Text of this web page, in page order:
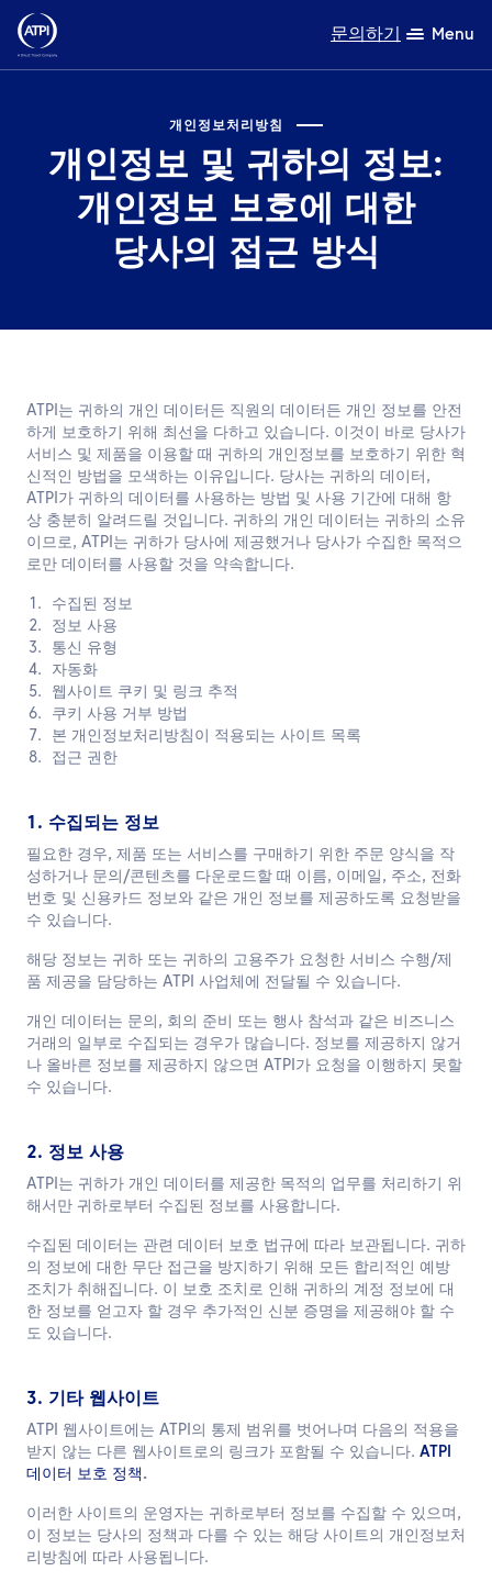
문의하기 Menu
제품
지속가능성
검색
문의하기
한국어
개인정보처리방침
개인정보 및 귀하의 정보:
개인정보 보호에 대한
당사의 접근 방식
ATPI는 귀하의 개인 데이터든 직원의 데이터든 개인 정보를 안전
하게 보호하기 위해 최선을 다하고 있습니다. 이것이 바로 당사가
서비스 및 제품을 이용할 때 귀하의 개인정보를 보호하기 위한 혁
신적인 방법을 모색하는 이유입니다. 당사는 귀하의 데이터,
ATPI가 귀하의 데이터를 사용하는 방법 및 사용 기간에 대해 항
상 충분히 알려드릴 것입니다. 귀하의 개인 데이터는 귀하의 소유
이므로, ATPI는 귀하가 당사에 제공했거나 당사가 수집한 목적으
로만 데이터를 사용할 것을 약속합니다.
수집된 정보
정보 사용
통신 유형
자동화
웹사이트 쿠키 및 링크 추적
쿠키 사용 거부 방법
본 개인정보처리방침이 적용되는 사이트 목록
접근 권한
1. 수집되는 정보
필요한 경우, 제품 또는 서비스를 구매하기 위한 주문 양식을 작
성하거나 문의/콘텐츠를 다운로드할 때 이름, 이메일, 주소, 전화
번호 및 신용카드 정보와 같은 개인 정보를 제공하도록 요청받을
수 있습니다.
해당 정보는 귀하 또는 귀하의 고용주가 요청한 서비스 수행/제
품 제공을 담당하는 ATPI 사업체에 전달될 수 있습니다.
개인 데이터는 문의, 회의 준비 또는 행사 참석과 같은 비즈니스
거래의 일부로 수집되는 경우가 많습니다. 정보를 제공하지 않거
나 올바른 정보를 제공하지 않으면 ATPI가 요청을 이행하지 못할
수 있습니다.
2. 정보 사용
ATPI는 귀하가 개인 데이터를 제공한 목적의 업무를 처리하기 위
해서만 귀하로부터 수집된 정보를 사용합니다.
수집된 데이터는 관련 데이터 보호 법규에 따라 보관됩니다. 귀하
의 정보에 대한 무단 접근을 방지하기 위해 모든 합리적인 예방
조치가 취해집니다. 이 보호 조치로 인해 귀하의 계정 정보에 대
한 정보를 얻고자 할 경우 추가적인 신분 증명을 제공해야 할 수
도 있습니다.
3. 기타 웹사이트
ATPI 웹사이트에는 ATPI의 통제 범위를 벗어나며 다음의 적용을
받지 않는 다른 웹사이트로의 링크가 포함될 수 있습니다. ATPI
데이터 보호 정책 .
이러한 사이트의 운영자는 귀하로부터 정보를 수집할 수 있으며,
이 정보는 당사의 정책과 다를 수 있는 해당 사이트의 개인정보처
리방침에 따라 사용됩니다.